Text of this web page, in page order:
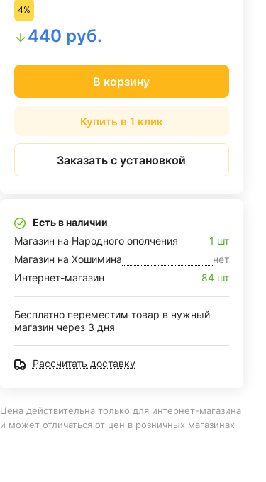
4%
440 руб.
В корзину
Купить в 1 клик
Заказать с установкой
Есть в наличии
Магазин на Народного ополчения
1 шт
Магазин на Хошимина
нет
Интернет-магазин
84 шт
Бесплатно переместим товар в нужный
магазин через 3 дня
Рассчитать доставку
Цена действительна только для интернет-магазина
и может отличаться от цен в розничных магазинах